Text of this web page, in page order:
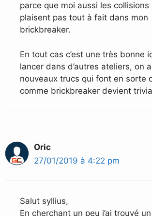
parce que moi aussi les collisions
plaisent pas tout à fait dans mon
brickbreaker.
En tout cas c’est une très bonne
lancer dans d’autres ateliers, on
nouveaux trucs qui font en sorte
comme brickbreaker devient
Oric
27/01/2019 à 4:22 pm
Salut syllius,
En cherchant un peu j’ai trouvé